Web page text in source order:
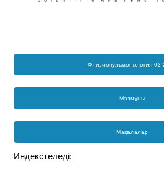
Фтизиопульмонология 03-
Мазмұны
Мақалалар
Индекстеледі: